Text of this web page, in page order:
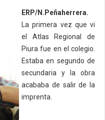
ERP/N.Peñaherrera.
La primera vez que vi
el Atlas Regional de
Piura fue en el colegio.
Estaba en segundo de
secundaria y la obra
acababa de salir de la
imprenta.